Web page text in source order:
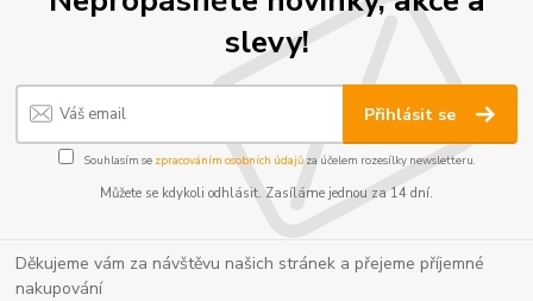
slevy!
Přihlásit se
Souhlasím se zpracováním osobních údajůza účelem rozesílky newsletteru.
Můžete se kdykoli odhlásit. Zasíláme jednou za 14 dní.
Děkujeme vám za návštěvu našich stránek a přejeme příjemné
nakupování